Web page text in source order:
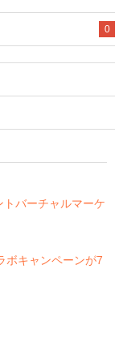
0
バーチャルマーケ
ボキャンペーンが7